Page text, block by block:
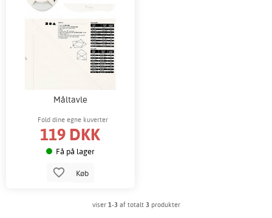
Måltavle
Fold dine egne kuverter
119 DKK
Få på lager
Køb
viser 1-3af totalt 3produkter